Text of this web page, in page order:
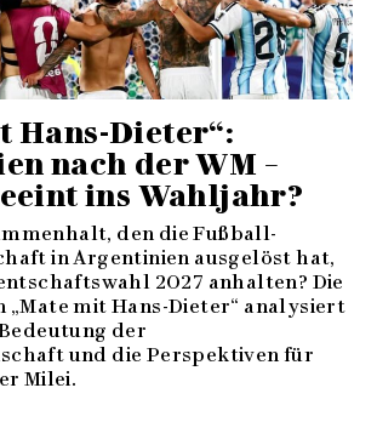
Hans-Dieter“:
nach der WM –
ins Wahljahr?
den die Fußball-
in Argentinien ausgelöst hat,
2027 anhalten? Die
„Mate mit Hans-Dieter“ analysiert
der
und die Perspektiven für
Milei.